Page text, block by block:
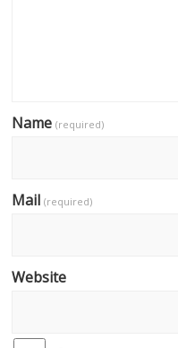
Name(required)
Mail(required)
Website